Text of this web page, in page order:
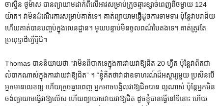
ចាស្ទីន ថូម៉ាស បានព្យាយាមដាក់ពីលើអាវសម្រាប់ក្រូចឆ្មារខ្សាច់ពេញពីចម្ងាយ 124
យ៉ាត។ វាមិនដំណើរការសម្រាប់គាត់ទេ។ គាត់​ព្យាយាម​ធ្វើ​ដូច​ការ​ទាមទារ ប៉ុន្តែ​វា​បរាជ័យ
ហើយ​គាត់​បាន​បញ្ចប់​ក្នុង​លេនដ្ឋាន។ មួយបន្ទាប់មិនចូលពណ៌បៃតងទេ។ គាត់​ត្រូវ​តែ​
ប្រយុទ្ធ​ដើម្បី​ប៊ូ​ជី។
Thomas បាននិយាយថា “វាមិនពិបាកទេក្នុងការវាយវាឱ្យជិត 20 ហ្វីត ប៉ុន្តែវាពិតជា
លំបាកណាស់ក្នុងការវាយវាឱ្យជិត” ។ “ខ្ញុំគិតថាវាជាឧទាហរណ៍ដ៏អស្ចារ្យមួយ ប្រសិនបើ
អ្នកមានលេខល្អ ហើយក្រូចឆ្មារពេញ អ្នកអាចបង្វិលវាឱ្យជិតបាន ល្អណាស់ ប៉ុន្តែអ្នកមិន
ចង់ព្យាយាមធ្វើវាឱ្យលើស ហើយព្យាយាមវាយវាឱ្យជិត ដូចខ្ញុំបានធ្វើនៅទីនោះ ហើយ